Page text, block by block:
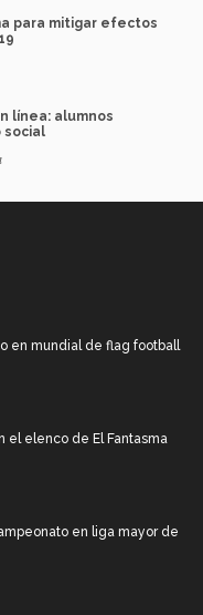
para mitigar efectos
línea: alumnos
social
en mundial de flag football
el elenco de El Fantasma
en liga mayor de